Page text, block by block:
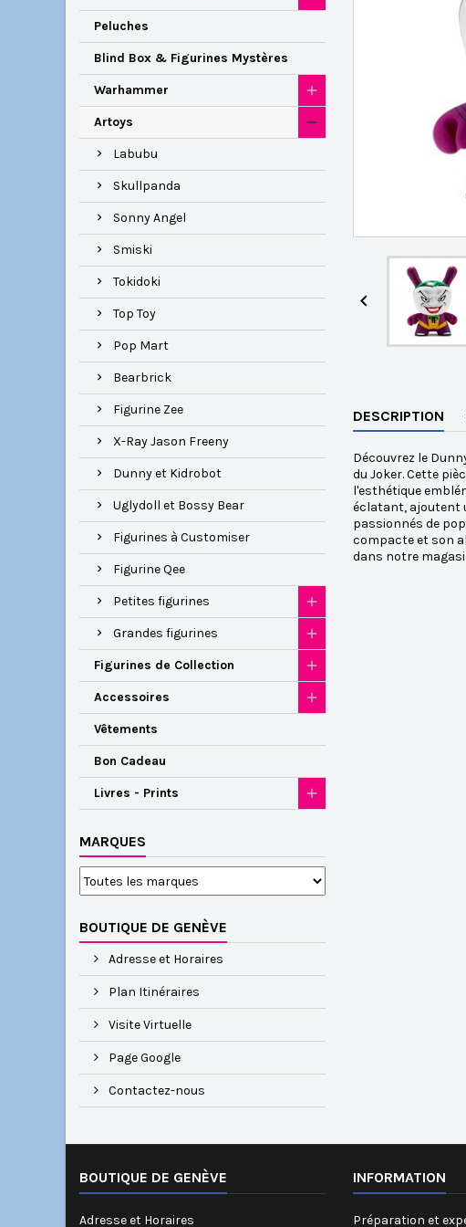
Peluches
Blind Box & Figurines Mystères
Warhammer
Artoys
Labubu
Skullpanda
Sonny Angel
Smiski
Tokidoki
Top Toy
Pop Mart
Bearbrick
Figurine Zee
X-Ray Jason Freeny
Dunny et Kidrobot
Uglydoll et Bossy Bear
Figurines à Customiser
Figurine Qee
Petites figurines
Grandes figurines
Figurines de Collection
Accessoires
Vêtements
Bon Cadeau
Livres - Prints
MARQUES
BOUTIQUE DE GENÈVE
Adresse et Horaires
Plan Itinéraires
Visite Virtuelle
Page Google
Contactez-nous

DESCRIPTION
Découvrez le
du Joker. Cette
l'esthétique
éclatant, ajoutent
passionnés de
compacte et son
dans notre
BOUTIQUE DE GENÈVE
Adresse et Horaires
INFORMATION
Préparation et